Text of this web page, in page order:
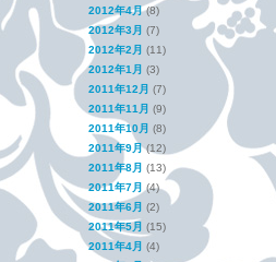
2012年4月(8)
2012年3月 (7)
2012年2月 (11)
2012年1月 (3)
2011年12月 (7)
2011年11月 (9)
2011年10月 (8)
2011年9月(12)
2011年8月 (13)
2011年7月 (4)
2011年6月 (2)
2011年5月 (15)
2011年4月 (4)